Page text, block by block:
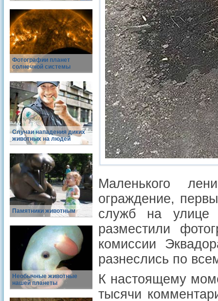
Фотографии планет
солнечной системы
Случаи нападения диких
животных на людей
Памятники животным
Необычные животные
нашей планеты
Маленького
ограждение,
служб на улице
разместили
комиссии
разнеслись по
К настоящему
тысячи